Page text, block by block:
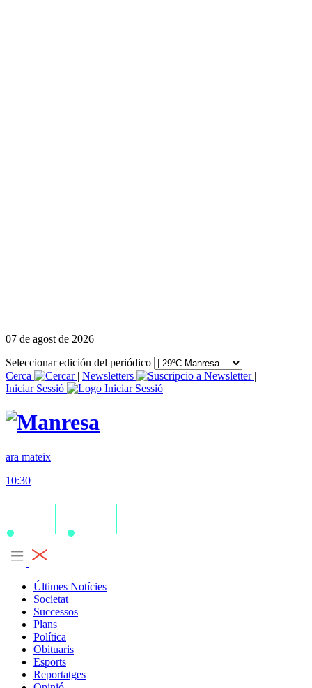
07 de agost de 2026
Seleccionar edición del periódico
Cerca
| Newsletters
|
Iniciar Sessió
ara mateix
10:30
Últimes Notícies
Societat
Successos
Plans
Política
Obituaris
Esports
Reportatges